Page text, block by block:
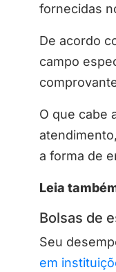
fornecidas
De acordo
campo
O que cabe
a forma de
Leia
Bolsas de
Seu
em